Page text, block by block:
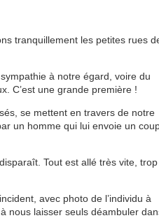
tranquillement les petites rues
à notre égard, voire du
C’est une grande première !
se mettent en travers de notre
un homme qui lui envoie un
Tout est allé très vite, trop
avec photo de l’individu à
nous laisser seuls déambuler